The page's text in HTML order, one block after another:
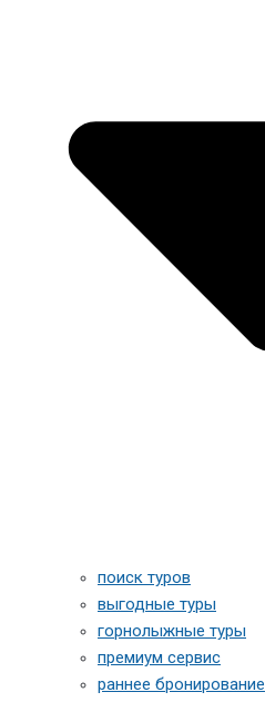
поиск туров
выгодные туры
горнолыжные туры
премиум сервис
раннее бронирование